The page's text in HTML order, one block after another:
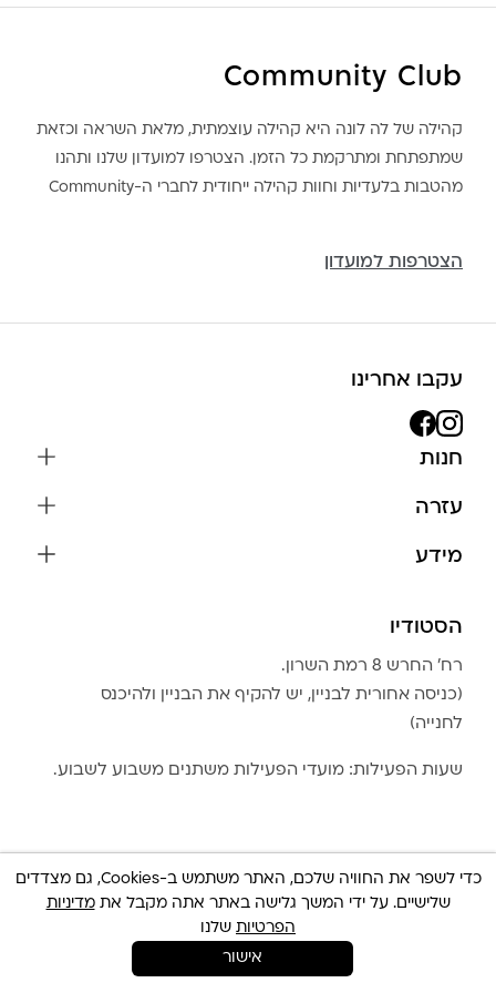
Community Club
קהילה של לה לונה היא קהילה עוצמתית, מלאת השראה וכזאת
שמתפתחת ומתרקמת כל הזמן. הצטרפו למועדון שלנו ותהנו
מהטבות בלעדיות וחוות קהילה ייחודית לחברי ה-Community
הצטרפות למועדון
עקבו אחרינו
חנות
צמידים
בגדים
אביזרים
גברים
LA LUNA HOME
עזרה
צור קשר
מידע
שמירה על התכשיטים
הצהרת נגישות
טבלת מידות טבעות
Community Club
הסטודיו
רח׳ החרש 8 רמת השרון.
(כניסה אחורית לבניין, יש להקיף את הבניין ולהיכנס
לחנייה)
שעות הפעילות: מועדי הפעילות משתנים משבוע לשבוע.
© כל הזכויות שמורות 2025 Built By IWP
כדי לשפר את החוויה שלכם, האתר משתמש ב-Cookies, גם מצדדים
שלישיים. על ידי המשך גלישה באתר אתה מקבל אתמדיניות
הפרטיות שלנו
אישור
צריכה עזרה ?